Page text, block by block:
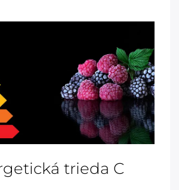
trieda C